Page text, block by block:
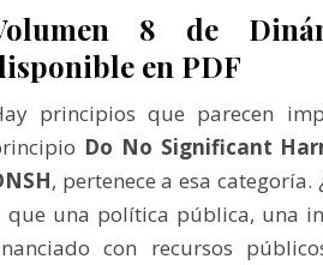
8 de
en PDF
principios que parecen
Do No Significant
, pertenece a esa
que una política pública, una
con recursos